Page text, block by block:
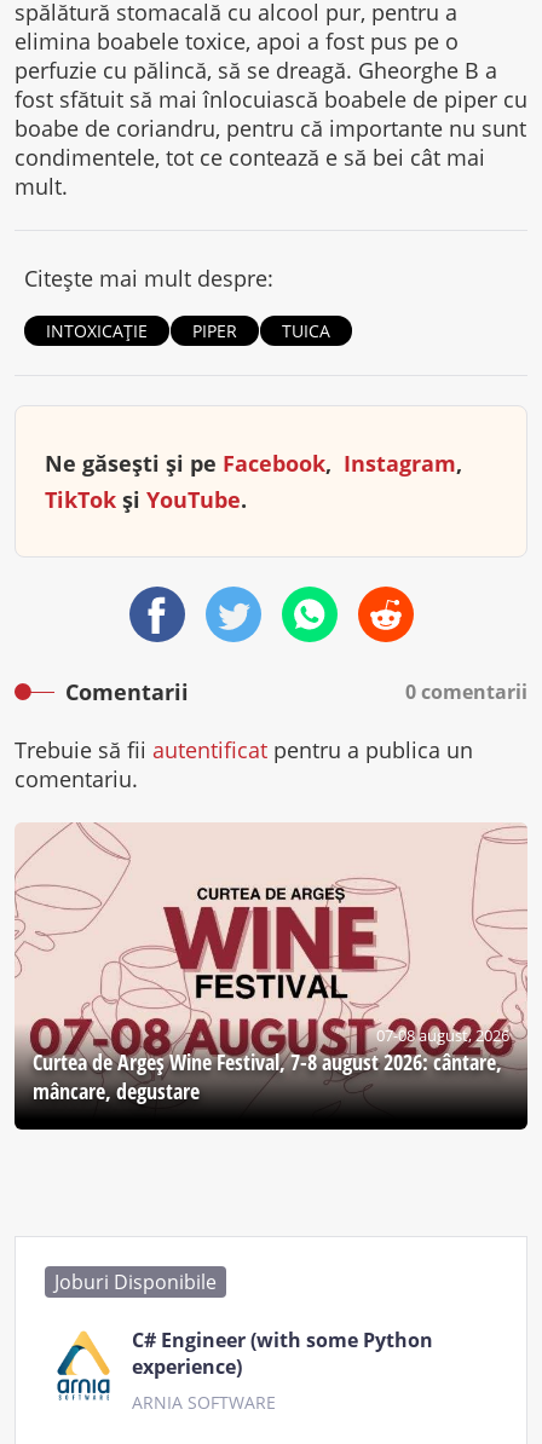
spălătură stomacală cu alcool pur, pentru a
elimina boabele toxice, apoi a fost pus pe o
perfuzie cu pălincă, să se dreagă. Gheorghe B a
fost sfătuit să mai înlocuiască boabele de piper cu
boabe de coriandru, pentru că importante nu sunt
condimentele, tot ce contează e să bei cât mai
mult.
Citește mai mult despre:
INTOXICAŢIE PIPER TUICA
Ne găsești și pe Facebook, Instagram,
TikTok și YouTube.
Comentarii 0 comentarii
Trebuie să fii autentificat pentru a publica un
comentariu.
07-08 august, 2026
Curtea de Argeş Wine Festival, 7-8 august 2026: cântare,
mâncare, degustare
Joburi Disponibile
C# Engineer (with some Python
experience)
ARNIA SOFTWARE